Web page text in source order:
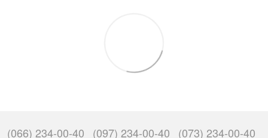
(066) 234-00-40 (097) 234-00-40 (073) 234-00-40